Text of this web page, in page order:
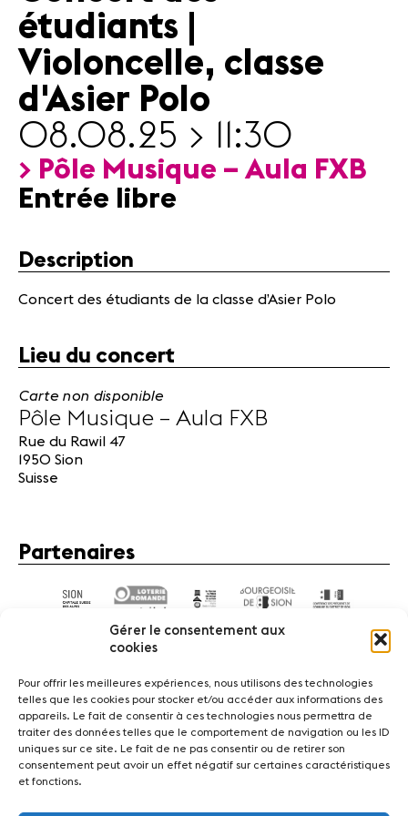
Gérer le consentement aux
cookies
Pour offrir les meilleures expériences, nous utilisons des technologies
telles que les cookies pour stocker et/ou accéder aux informations des
appareils. Le fait de consentir à ces technologies nous permettra de
traiter des données telles que le comportement de navigation ou les ID
uniques sur ce site. Le fait de ne pas consentir ou de retirer son
consentement peut avoir un effet négatif sur certaines caractéristiques
et fonctions.
Actualités
Partenaires
Actualités
Bénévoles
Médiation
presse
légales
étudiants |
Violoncelle, classe
d'Asier Polo
08.08.25 > 11:30
> Pôle Musique – Aula FXB
Entrée libre
Description
Concert des étudiants de la classe d’Asier Polo
Lieu du concert
Carte non disponible
Pôle Musique – Aula FXB
Rue du Rawil 47
1950 Sion
Suisse
Partenaires
ActualitésConcertsBénévolesMédiation
Médias Revue de presse